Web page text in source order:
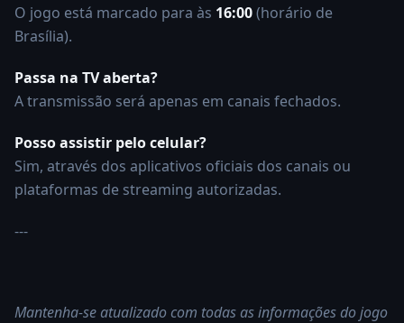
O jogo está marcado para às 16:00(horário de
Brasília).
Passa na TV aberta?
A transmissão será apenas em canais fechados.
Posso assistir pelo celular?
Sim, através dos aplicativos oficiais dos canais ou
plataformas de streaming autorizadas.
---
Mantenha-se atualizado com todas as informações do jogo